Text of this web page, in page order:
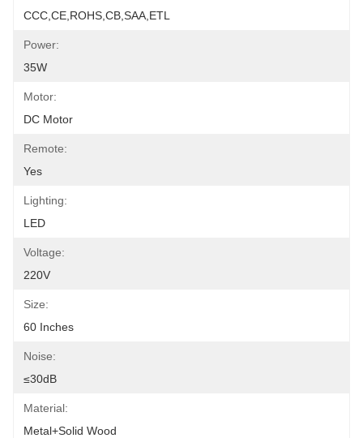
CCC,CE,ROHS,CB,SAA,ETL
Power:
35W
Motor:
DC Motor
Remote:
Yes
Lighting:
LED
Voltage:
220V
Size:
60 Inches
Noise:
≤30dB
Material:
Metal+Solid Wood